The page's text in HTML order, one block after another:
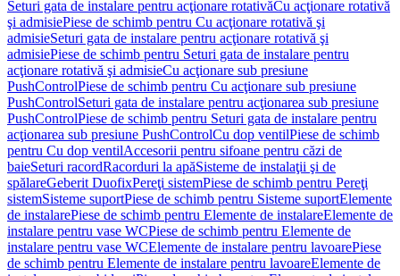
Seturi gata de instalare pentru acţionare rotativăCu acţionare rotativă
şi admisiePiese de schimb pentru Cu acţionare rotativă şi
admisieSeturi gata de instalare pentru acţionare rotativă şi
admisiePiese de schimb pentru Seturi gata de instalare pentru
acţionare rotativă şi admisieCu acţionare sub presiune
PushControlPiese de schimb pentru Cu acţionare sub presiune
PushControlSeturi gata de instalare pentru acţionarea sub presiune
PushControlPiese de schimb pentru Seturi gata de instalare pentru
acţionarea sub presiune PushControlCu dop ventilPiese de schimb
pentru Cu dop ventilAccesorii pentru sifoane pentru căzi de
baieSeturi racordRacorduri la apăSisteme de instalaţii şi de
spălareGeberit DuofixPereţi sistemPiese de schimb pentru Pereţi
sistemSisteme suportPiese de schimb pentru Sisteme suportElemente
de instalarePiese de schimb pentru Elemente de instalareElemente de
instalare pentru vase WCPiese de schimb pentru Elemente de
instalare pentru vase WCElemente de instalare pentru lavoarePiese
de schimb pentru Elemente de instalare pentru lavoareElemente de